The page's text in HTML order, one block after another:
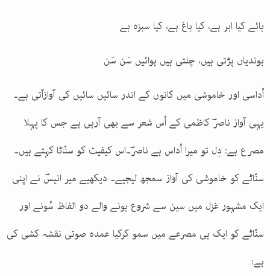
ہائے کیا ابر ہے، کیا باغ ہے، کیا سبزہ ہے
بوندیاں پڑتی ہیں، چلتی ہیں ہوائیں سَن سَن
اُداسی اور خاموشی میں کانوں کے اندر سائیں سائیں کی آوازآتی ہے۔
یہی آواز ناصرؔ کاظمی کے اُس شعر سے بھی آرہی ہے جس کا پہلا
مصرع ہے: دِل تو میرا اُداس ہے ناصرؔ۔اس کیفیت کو سنّاٹا کہتے ہیں۔
سنّاٹے کو خاموشی کی آواز سمجھ لیجیے۔ دیکھیے میر انیسؔ نے اپنی
ایک مشہور غزل میں سین سے شروع ہونے والے دو الفاظ سُونے اور
سنّاٹے کو ایک ہی مصرعے میں سمو کرکیا عمدہ صوتی نقشہ کشی کی
ہے: